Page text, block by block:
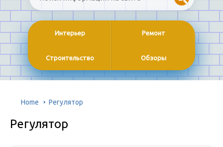
Интерьер Ремонт
Строительство Обзоры
Home Регулятор
Регулятор